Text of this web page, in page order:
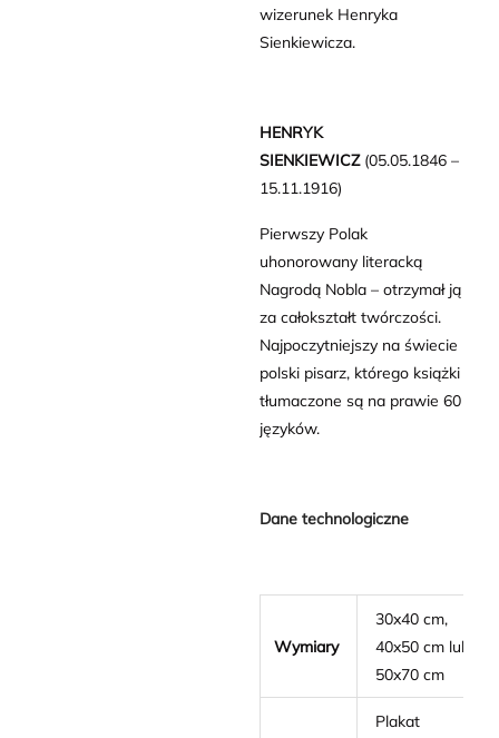
wizerunek Henryka
Sienkiewicza.
HENRYK
SIENKIEWICZ(05.05.1846 –
15.11.1916)
Pierwszy Polak
uhonorowany literacką
Nagrodą Nobla – otrzymał ją
za całokształt twórczości.
Najpoczytniejszy na świecie
polski pisarz, którego książki
tłumaczone są na prawie 60
języków.
Dane technologiczne
Wymiary
30x40 cm,
40x50 cm lub
50x70 cm
Plakat